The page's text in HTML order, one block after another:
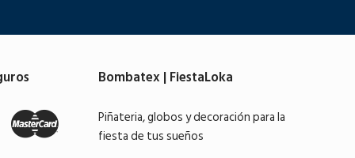
Bombatex | FiestaLoka
Piñateria, globos y decoración para la
fiesta de tus sueños